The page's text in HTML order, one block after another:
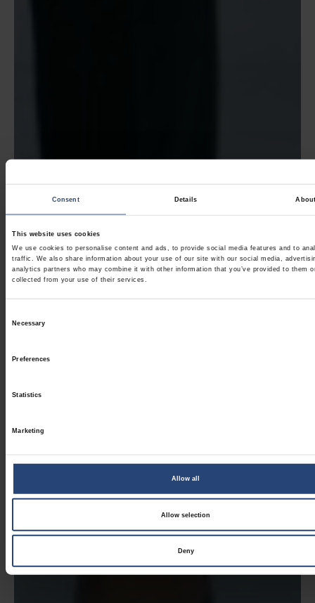
Consent Details About
This website uses cookies
We use cookies to personalise content and ads, to provide social media features and to
traffic. We also share information about your use of our site with our social media,
analytics partners who may combine it with other information that you’ve provided to them
collected from your use of their services.
Necessary
Preferences
Statistics
Marketing
Allow all
Allow selection
Deny